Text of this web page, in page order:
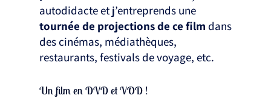
autodidacte et j’entreprends une
tournée de projections de ce film dans
des cinémas, médiathèques,
restaurants, festivals de voyage, etc.
Un film en DVD et VOD !